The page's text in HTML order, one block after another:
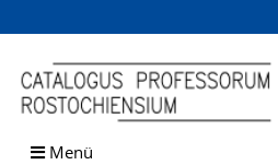
Browsen
direkt zum Inhalt
Menü